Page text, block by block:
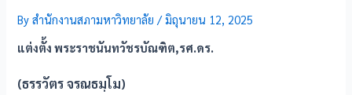
Byสำนักงานสภามหาวิทยาลัย /มิถุนายน 12, 2025
แต่งตั้ง พระราชนันทวัชรบัณฑิต,รศ.ดร.
(ธรรวัตร จรณธมฺโม)